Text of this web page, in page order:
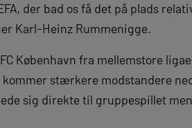
der bad os få det på plads
Karl-Heinz Rummenigge.
København fra mellemstore
stærkere modstandere
sig direkte til gruppespillet